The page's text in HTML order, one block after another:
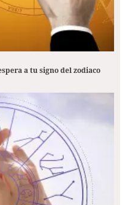
a tu signo del zodiaco